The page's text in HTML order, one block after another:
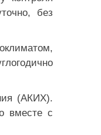
без
(АКИХ).
вместе с